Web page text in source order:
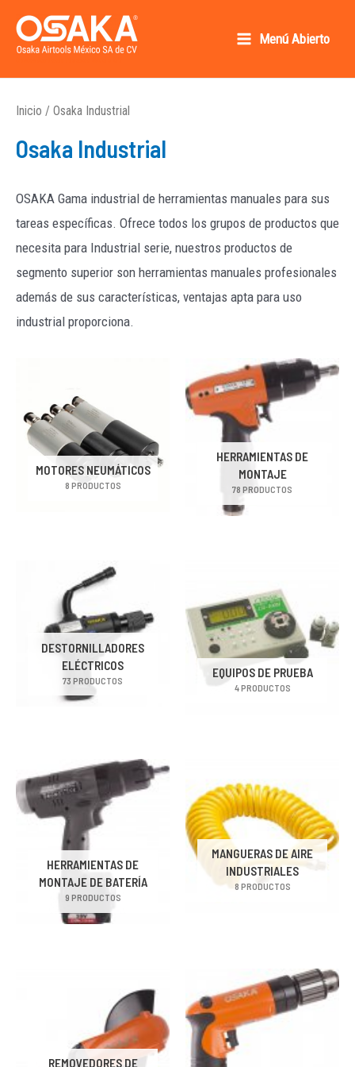
Menú Abierto
Inicio / Osaka Industrial
Osaka Industrial
OSAKA Gama industrial de herramientas manuales para sus
tareas específicas. Ofrece todos los grupos de productos que
necesita para Industrial serie, nuestros productos de
segmento superior son herramientas manuales profesionales
además de sus características, ventajas apta para uso
industrial proporciona.
MOTORES NEUMÁTICOS
8 PRODUCTOS
HERRAMIENTAS DE
MONTAJE
78 PRODUCTOS
DESTORNILLADORES
ELÉCTRICOS
73 PRODUCTOS
EQUIPOS DE PRUEBA
4 PRODUCTOS
HERRAMIENTAS DE
MONTAJE DE BATERÍA
9 PRODUCTOS
MANGUERAS DE AIRE
INDUSTRIALES
8 PRODUCTOS
REMOVEDORES DE